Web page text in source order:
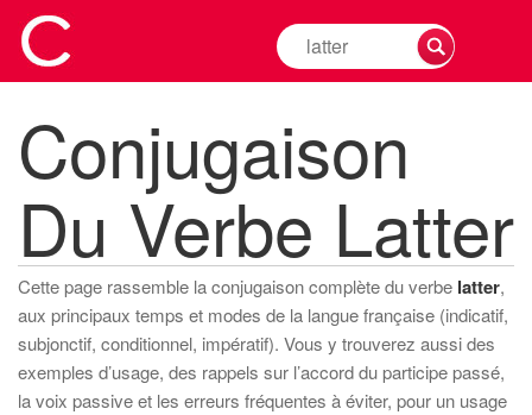
Rechercher
la
d'un
verbe
Conjugaison
Du Verbe Latter
Cette page rassemble la conjugaison complète du verbe latter,
aux principaux temps et modes de la langue française (indicatif,
subjonctif, conditionnel, impératif). Vous y trouverez aussi des
exemples d’usage, des rappels sur l’accord du participe passé,
la voix passive et les erreurs fréquentes à éviter, pour un usage